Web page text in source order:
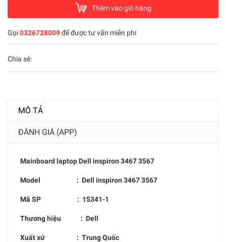
Thêm vào giỏ hàng
Gọi0326728009để được tư vấn miễn phí
Chia sẻ:
MÔ TẢ
ĐÁNH GIÁ (APP)
Mainboard laptop Dell inspiron 3467 3567
Model : Dell inspiron 3467 3567
Mã SP : 15341-1
Thương hiệu : Dell
Xuất xứ : Trung Quốc